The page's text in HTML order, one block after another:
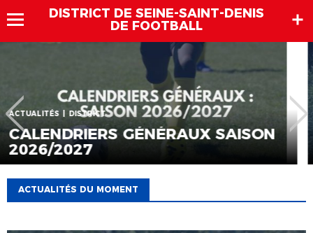
DISTRICT DE SEINE-SAINT-DENIS
DE FOOTBALL
ACTUALITÉS
FERMETURE ESTIVALE DU DISTRICT
ACTUALITÉS DU MOMENT